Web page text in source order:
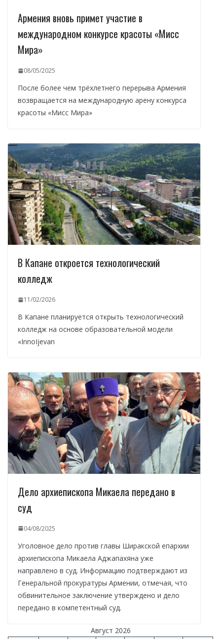
Армения вновь примет участие в
международном конкурсе красоты «Мисс
Мира»
08/05/2025
После более чем трёхлетнего перерыва Армения
возвращается на международную арену конкурса
красоты «Мисс Мира»
В Капане откроется технологический
колледж
11/02/2026
В Капане планируется открыть технологический
колледж на основе образовательной модели
«InnoIjevan
Дело архиепископа Микаела передано в
суд
04/08/2025
Уголовное дело против главы Ширакской епархии
архиепископа Микаела Аджапахяна уже
направлено в суд. Информацию подтверждают из
Генеральной прокуратуры Армении, отмечая, что
обвинительное заключение утверждено и дело
передано в компетентный суд.
Август 2026